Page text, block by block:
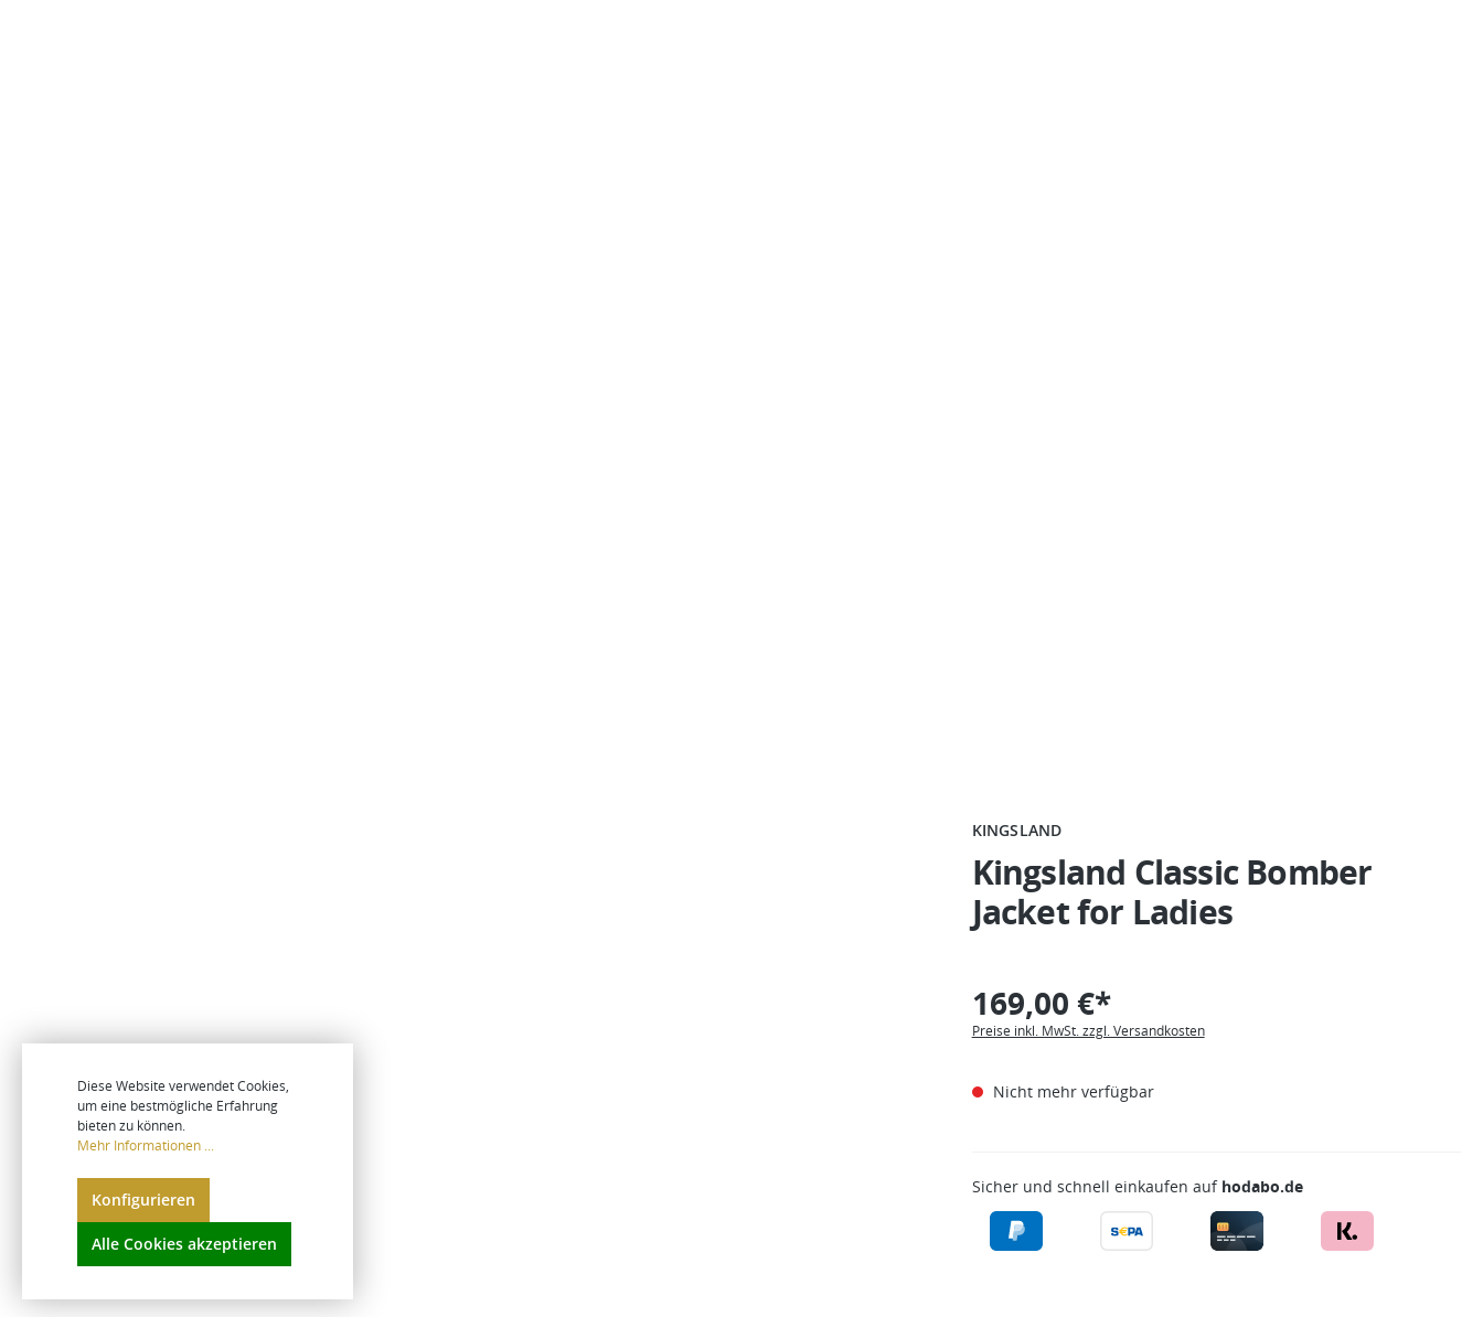
KINGSLAND
Kingsland Classic Bomber
Jacket for Ladies
169,00 €*
Preise inkl. MwSt. zzgl. Versandkosten
Nicht mehr verfügbar
Sicher und schnell einkaufen auf hodabo.de
Diese Website verwendet Cookies,
um eine bestmögliche Erfahrung
bieten zu können.
Mehr Informationen ...
Konfigurieren
Alle Cookies akzeptieren